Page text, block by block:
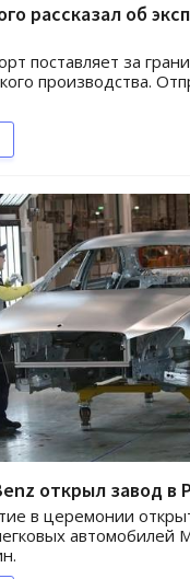
рассказал об
поставляет за
производства.
открыл завод в
в церемонии
автомобилей